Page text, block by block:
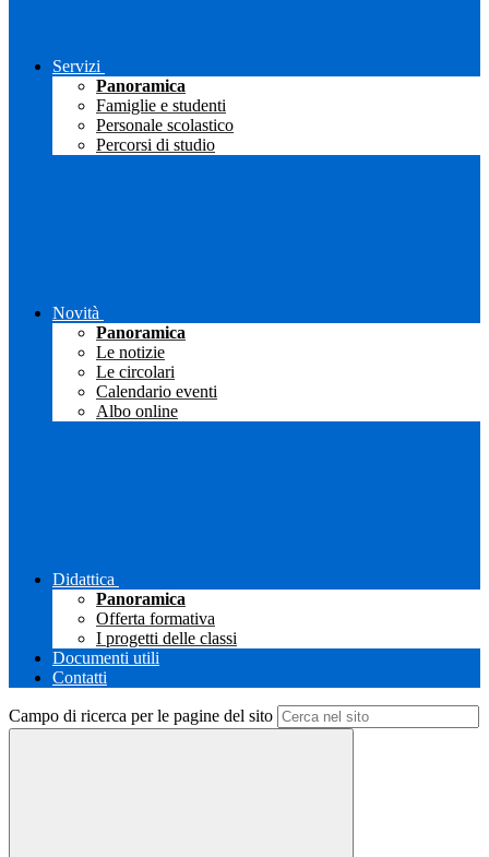
Servizi
Panoramica
Famiglie e studenti
Personale scolastico
Percorsi di studio
Novità
Panoramica
Le notizie
Le circolari
Calendario eventi
Albo online
Didattica
Panoramica
Offerta formativa
I progetti delle classi
Documenti utili
Contatti
Campo di ricerca per le pagine del sito